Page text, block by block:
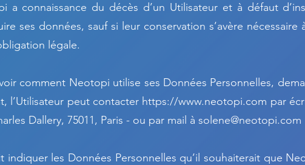
a connaissance du décès d’un Utilisateur et à défaut
ses données, sauf si leur conservation s’avère nécessaire
légale.
comment Neotopi utilise ses Données Personnelles,
l’Utilisateur peut contacter https://www.neotopi.com par
Dallery, 75011, Paris - ou par mail à solene@neotopi.com
indiquer les Données Personnelles qu’il souhaiterait que